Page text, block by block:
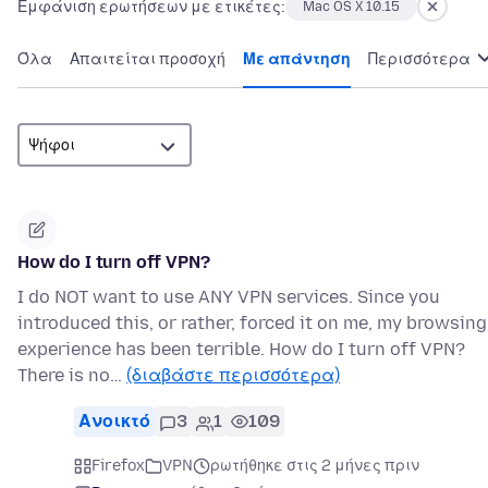
Εμφάνιση ερωτήσεων με ετικέτες: Mac OS X 10.15
Όλα Απαιτείται προσοχή Με απάντηση Περισσότερα
How do I turn off VPN?
I do NOT want to use ANY VPN services. Since you
introduced this, or rather, forced it on me, my browsing
experience has been terrible. How do I turn off VPN?
There is no… (διαβάστε περισσότερα)
Ανοικτό 3 1 109
Firefox VPN
ρωτήθηκε στις 2 μήνες πριν